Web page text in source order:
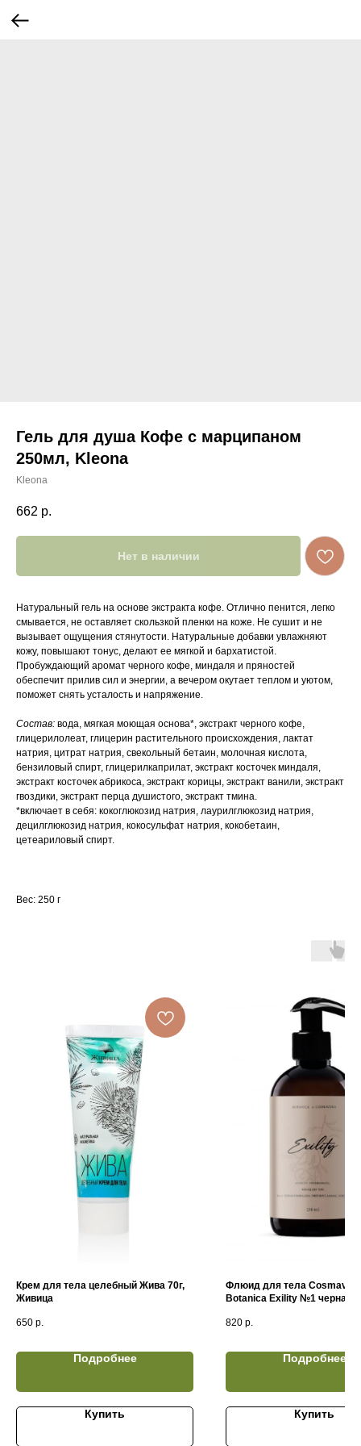
Гель для душа Кофе с марципаном
250мл, Kleona
Kleona
662 р.
Нет в наличии
Натуральный гель на основе экстракта кофе. Отлично пенится, легко
смывается, не оставляет скользкой пленки на коже. Не сушит и не
вызывает ощущения стянутости. Натуральные добавки увлажняют
кожу, повышают тонус, делают ее мягкой и бархатистой.
Пробуждающий аромат черного кофе, миндаля и пряностей
обеспечит прилив сил и энергии, а вечером окутает теплом и уютом,
поможет снять усталость и напряжение.
Состав: вода, мягкая моющая основа*, экстракт черного кофе,
глицерилолеат, глицерин растительного происхождения, лактат
натрия, цитрат натрия, свекольный бетаин, молочная кислота,
бензиловый спирт, глицерилкаприлат, экстракт косточек миндаля,
экстракт косточек абрикоса, экстракт корицы, экстракт ванили, экстракт
гвоздики, экстракт перца душистого, экстракт тмина.
*включает в себя: кокоглюкозид натрия, лаурилглюкозид натрия,
децилглюкозид натрия, кокосульфат натрия, кокобетаин,
цетеариловый спирт.
Вес: 250 г
Крем для тела целебный Жива 70г,
Живица
650 р.
Подробнее
Купить
Флюид для тела
Botanica Exility №1 черная
к (250мл)
820 р.
Подробнее
Купить